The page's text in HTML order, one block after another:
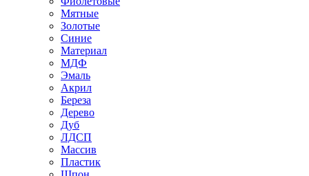
Мятные
Золотые
Синие
Материал
МДФ
Эмаль
Акрил
Береза
Дерево
Дуб
ЛДСП
Массив
Пластик